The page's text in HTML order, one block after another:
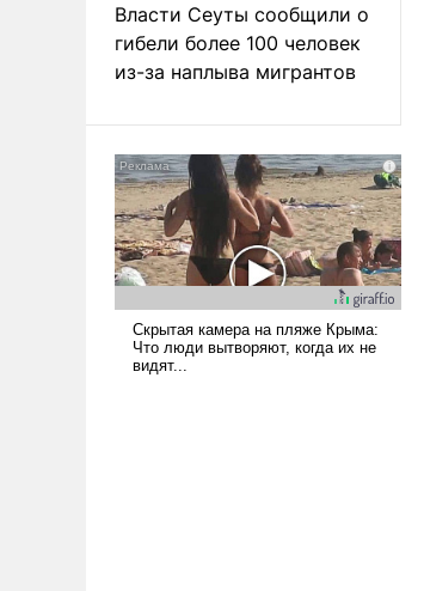
Власти Сеуты сообщили о
гибели более 100 человек
из-за наплыва мигрантов